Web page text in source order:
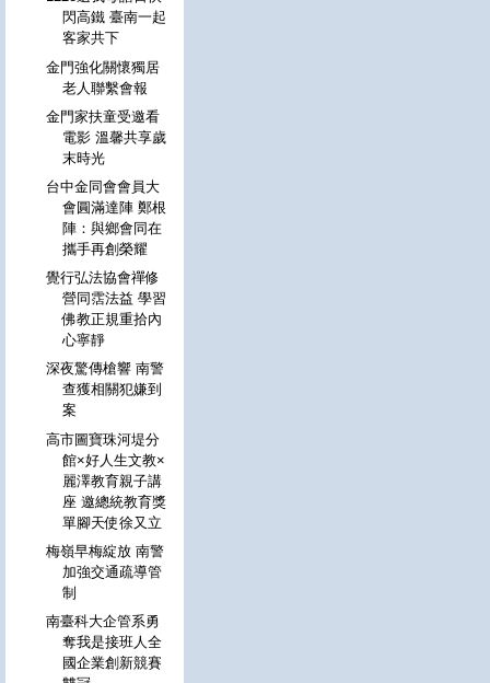
閃高鐵 臺南一起
客家共下
金門強化關懷獨居
老人聯繫會報
金門家扶童受邀看
電影 溫馨共享歲
末時光
台中金同會會員大
會圓滿達陣 鄭根
陣：與鄉會同在
攜手再創榮耀
覺行弘法協會禪修
營同霑法益 學習
佛教正規重拾內
心寧靜
深夜驚傳槍響 南警
查獲相關犯嫌到
案
高市圖寶珠河堤分
館×好人生文教×
麗澤教育親子講
座 邀總統教育獎
單腳天使徐又立
梅嶺早梅綻放 南警
加強交通疏導管
制
南臺科大企管系勇
奪我是接班人全
國企業創新競賽